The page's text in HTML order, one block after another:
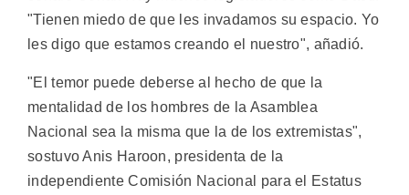
"Tienen miedo de que les invadamos su espacio. Yo
les digo que estamos creando el nuestro", añadió.
"El temor puede deberse al hecho de que la
mentalidad de los hombres de la Asamblea
Nacional sea la misma que la de los extremistas",
sostuvo Anis Haroon, presidenta de la
independiente Comisión Nacional para el Estatus